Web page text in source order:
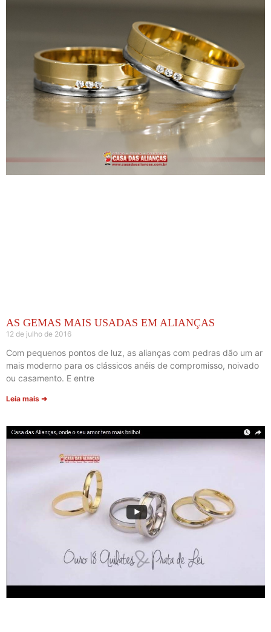
AS GEMAS MAIS USADAS EM ALIANÇAS
12 de julho de 2016
Com pequenos pontos de luz, as alianças com pedras dão um ar
mais moderno para os clássicos anéis de compromisso, noivado
ou casamento. E entre
Leia mais ➜